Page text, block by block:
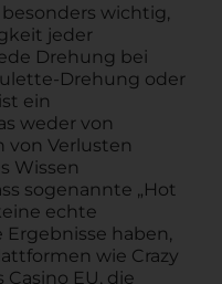
wichtig,
jeder
Drehung bei
Drehung oder
ein
weder von
von Verlusten
Wissen
sogenannte „Hot
echte
haben,
wie Crazy
Casino EU, die